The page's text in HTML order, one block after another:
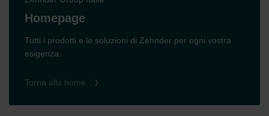
Homepage
Tutti i prodotti e le soluzioni di Zehnder per ogni vostra
esigenza.
Torna alla home